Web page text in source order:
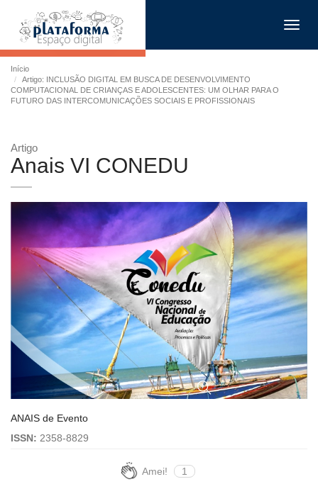
Início
Artigo: INCLUSÃO DIGITAL EM BUSCA DE DESENVOLVIMENTO
COMPUTACIONAL DE CRIANÇAS E ADOLESCENTES: UM OLHAR PARA O
FUTURO DAS INTERCOMUNICAÇÕES SOCIAIS E PROFISSIONAIS
Artigo
Anais VI CONEDU
ANAIS de Evento
ISSN: 2358-8829
Amei! 1